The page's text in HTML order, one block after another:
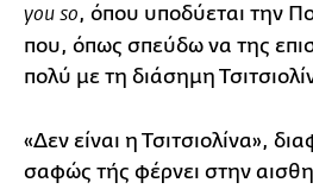
you so, όπου υποδύεται την
που, όπως σπεύδω να της
πολύ με τη διάσημη
«Δεν είναι η Τσιτσιολίνα»,
σαφώς τής φέρνει στην